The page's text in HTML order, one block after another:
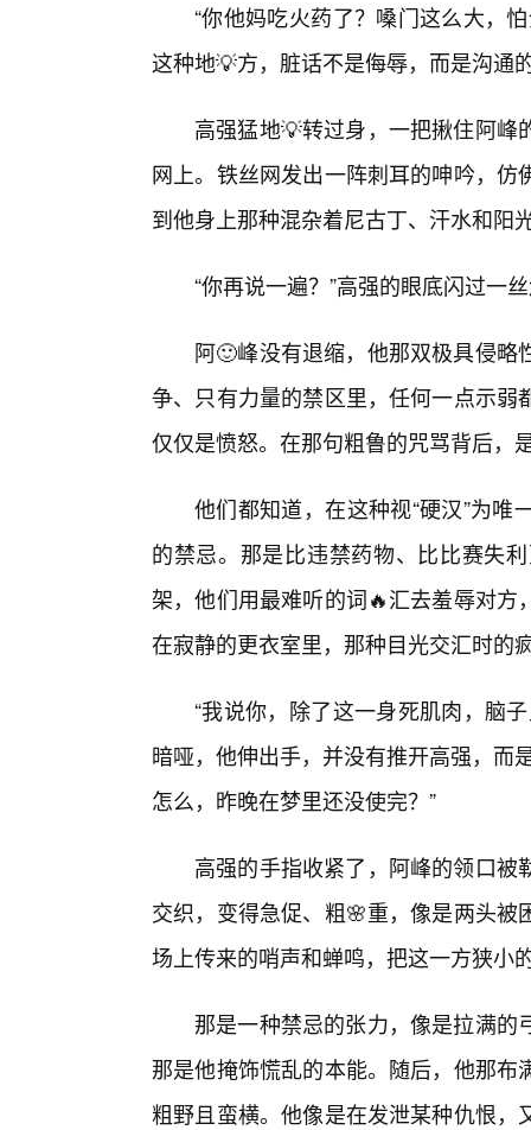
“你他妈吃火药了？嗓门这么大，
这种地💡方，脏话不是侮辱，而是沟通
高强猛地💡转过身，一把揪住阿
网上。铁丝网发出一阵刺耳的呻吟，
到他身上那种混杂着尼古丁、汗水和阳
“你再说一遍？”高强的眼底闪过一
阿🙂峰没有退缩，他那双极具侵
争、只有力量的禁区里，任何一点示
仅仅是愤怒。在那句粗鲁的咒骂背后，
他们都知道，在这种视“硬汉”为
的禁忌。那是比违禁药物、比比赛失
架，他们用最难听的词🔥汇去羞辱对
在寂静的更衣室里，那种目光交汇时的
“我说你，除了这一身死肌肉，脑
暗哑，他伸出手，并没有推开高强，而
怎么，昨晚在梦里还没使完？”
高强的手指收紧了，阿峰的领口
交织，变得急促、粗🌸重，像是两头
场上传来的哨声和蝉鸣，把这一方狭小
那是一种禁忌的张力，像是拉满
那是他掩饰慌乱的本能。随后，他那
粗野且蛮横。他像是在发泄某种仇恨